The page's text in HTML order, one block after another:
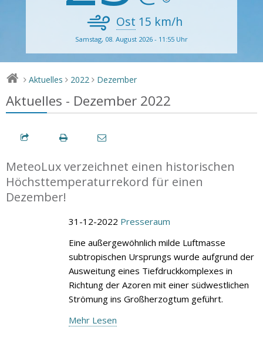
Ost 15 km/h
Samstag, 08. August 2026 - 11:55 Uhr
> Aktuelles > 2022 > Dezember
Aktuelles - Dezember 2022
MeteoLux verzeichnet einen historischen
Höchsttemperaturrekord für einen
Dezember!
31-12-2022 Presseraum
Eine außergewöhnlich milde Luftmasse
subtropischen Ursprungs wurde aufgrund der
Ausweitung eines Tiefdruckkomplexes in
Richtung der Azoren mit einer südwestlichen
Strömung ins Großherzogtum geführt.
Mehr Lesen